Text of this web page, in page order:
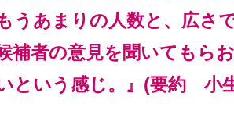
うあまりの人数と、広さ
補者の意見を聞いてもら
という感じ。』(要約 小